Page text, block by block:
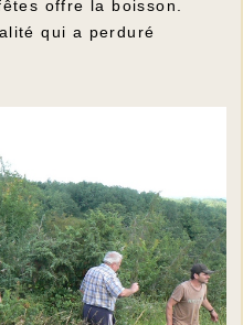
offre la boisson.
qui a perduré